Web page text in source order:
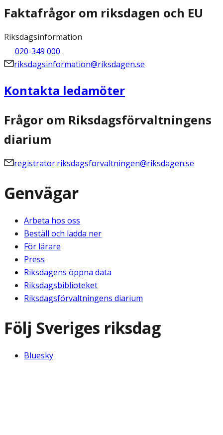
Faktafrågor om riksdagen och EU
Riksdagsinformation
020-349 000
riksdagsinformation@riksdagen.se
Kontakta ledamöter
Frågor om Riksdagsförvaltningens
diarium
registrator.riksdagsforvaltningen@riksdagen.se
Genvägar
Arbeta hos oss
Beställ och ladda ner
För lärare
Press
Riksdagens öppna data
Riksdagsbiblioteket
Riksdagsförvaltningens diarium
Följ Sveriges riksdag
Bluesky